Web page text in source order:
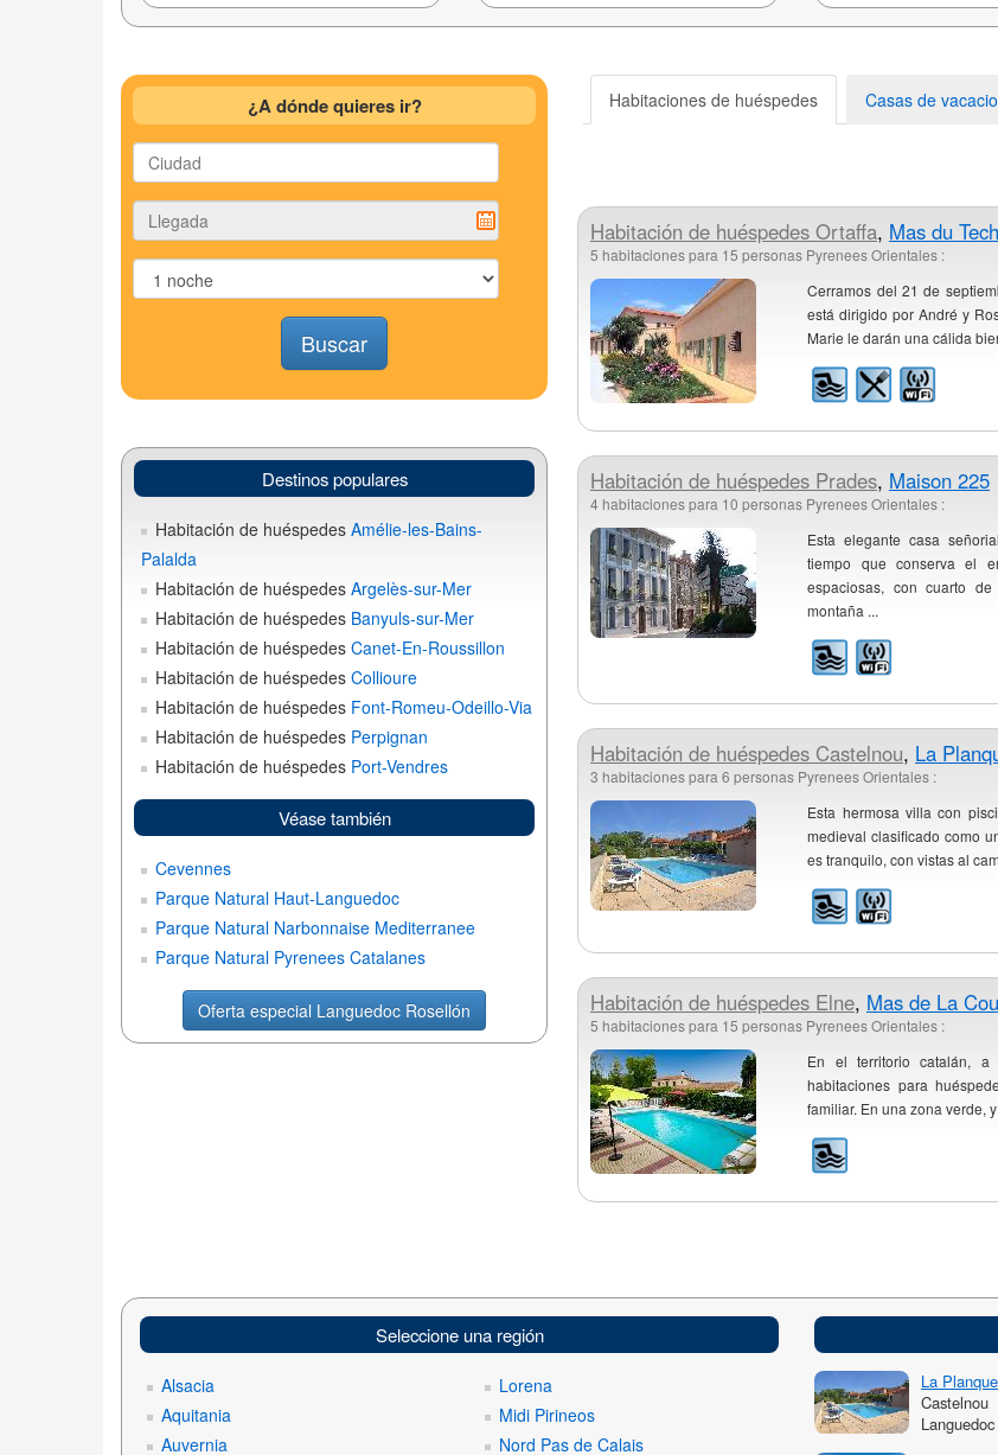
¿A dónde quieres ir?
Buscar
Destinos populares
Habitación de huéspedes Amélie-les-Bains-
Palalda
Habitación de huéspedes Argelès-sur-Mer
Habitación de huéspedes Banyuls-sur-Mer
Habitación de huéspedes Canet-En-Roussillon
Habitación de huéspedes Collioure
Habitación de huéspedes Font-Romeu-Odeillo-Via
Habitación de huéspedes Perpignan
Habitación de huéspedes Port-Vendres
Véase también
Cevennes
Parque Natural Haut-Languedoc
Parque Natural Narbonnaise Mediterranee
Parque Natural Pyrenees Catalanes
Oferta especial Languedoc Rosellón
Habitaciones de huéspedes Casas de
Habitación de huéspedes Ortaffa, Mas du Tech
5 habitaciones para 15 personas Pyrenees Orientales :
Cerramos del 21 de
está dirigido por André y
Marie le darán una cálida
Habitación de huéspedes Prades, Maison 225
4 habitaciones para 10 personas Pyrenees Orientales :
Esta elegante casa
tiempo que conserva el
espaciosas, con cuarto
montaña ...
Habitación de huéspedes Castelnou, La
3 habitaciones para 6 personas Pyrenees Orientales :
Esta hermosa villa con
medieval clasificado como
es tranquilo, con vistas al
Habitación de huéspedes Elne, Mas de La
5 habitaciones para 15 personas Pyrenees Orientales :
En el territorio catalán,
habitaciones para
familiar. En una zona verde,
Seleccione una región
Alsacia
Aquitania
Auvernia
Lorena
Midi Pirineos
Nord Pas de Calais
La
Castelnou